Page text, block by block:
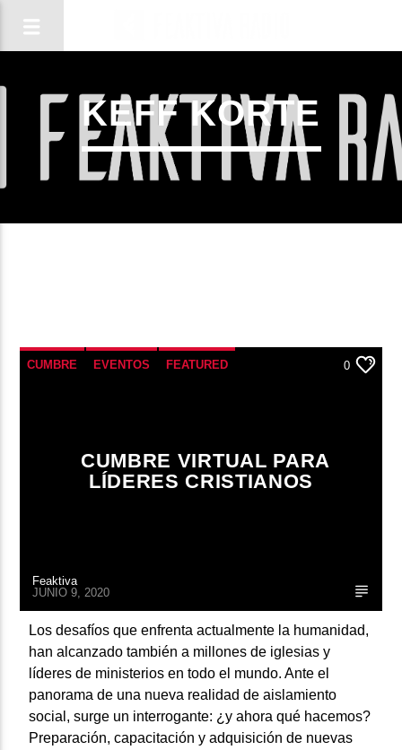
CANCIÓN ACTUAL
KEFF KORTE
CUMBRE EVENTOS FEATURED 0
CUMBRE VIRTUAL PARA
LÍDERES CRISTIANOS
Feaktiva
JUNIO 9, 2020
Los desafíos que enfrenta actualmente la humanidad,
han alcanzado también a millones de iglesias y
líderes de ministerios en todo el mundo. Ante el
panorama de una nueva realidad de aislamiento
social, surge un interrogante: ¿y ahora qué hacemos?
Preparación, capacitación y adquisición de nuevas